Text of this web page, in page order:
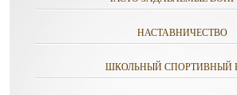
НАСТАВНИЧЕСТВО
ШКОЛЬНЫЙ СПОРТИВНЫЙ